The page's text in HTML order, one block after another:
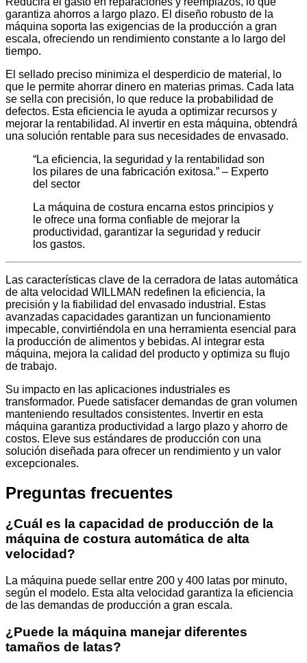
garantiza ahorros a largo plazo. El diseño robusto de la
máquina soporta las exigencias de la producción a gran
escala, ofreciendo un rendimiento constante a lo largo del
tiempo.
El sellado preciso minimiza el desperdicio de material, lo
que le permite ahorrar dinero en materias primas. Cada lata
se sella con precisión, lo que reduce la probabilidad de
defectos. Esta eficiencia le ayuda a optimizar recursos y
mejorar la rentabilidad. Al invertir en esta máquina, obtendrá
una solución rentable para sus necesidades de envasado.
“La eficiencia, la seguridad y la rentabilidad son
los pilares de una fabricación exitosa.” – Experto
del sector
La máquina de costura encarna estos principios y
le ofrece una forma confiable de mejorar la
productividad, garantizar la seguridad y reducir
los gastos.
Las características clave de la cerradora de latas automática
de alta velocidad WILLMAN redefinen la eficiencia, la
precisión y la fiabilidad del envasado industrial. Estas
avanzadas capacidades garantizan un funcionamiento
impecable, convirtiéndola en una herramienta esencial para
la producción de alimentos y bebidas. Al integrar esta
máquina, mejora la calidad del producto y optimiza su flujo
de trabajo.
Su impacto en las aplicaciones industriales es
transformador. Puede satisfacer demandas de gran volumen
manteniendo resultados consistentes. Invertir en esta
máquina garantiza productividad a largo plazo y ahorro de
costos. Eleve sus estándares de producción con una
solución diseñada para ofrecer un rendimiento y un valor
excepcionales.
Preguntas frecuentes
¿Cuál es la capacidad de producción de la
máquina de costura automática de alta
velocidad?
La máquina puede sellar entre 200 y 400 latas por minuto,
según el modelo. Esta alta velocidad garantiza la eficiencia
de las demandas de producción a gran escala.
¿Puede la máquina manejar diferentes
tamaños de latas?